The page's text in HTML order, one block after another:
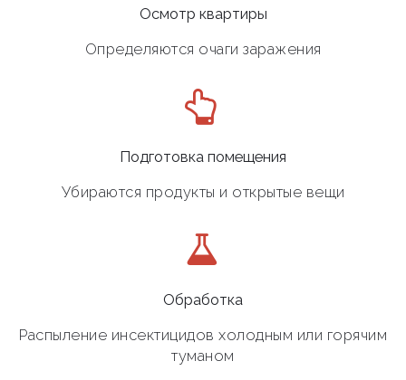
Осмотр квартиры
Определяются очаги заражения
Подготовка помещения
Убираются продукты и открытые вещи
Обработка
Распыление инсектицидов холодным или горячим
туманом